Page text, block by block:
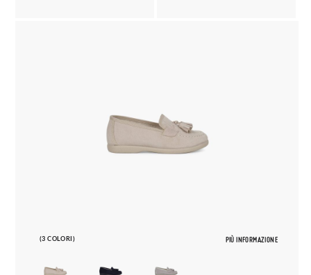
(3 COLORI) PIÙ INFORMAZIONE